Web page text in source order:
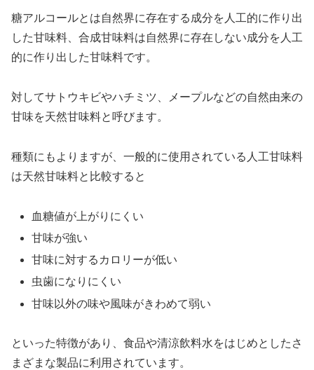
糖アルコールとは自然界に存在する成分を人工的に作り出
した甘味料、合成甘味料は自然界に存在しない成分を人工
的に作り出した甘味料です。
対してサトウキビやハチミツ、メープルなどの自然由来の
甘味を天然甘味料と呼びます。
種類にもよりますが、一般的に使用されている人工甘味料
は天然甘味料と比較すると
血糖値が上がりにくい
甘味が強い
甘味に対するカロリーが低い
虫歯になりにくい
甘味以外の味や風味がきわめて弱い
といった特徴があり、食品や清涼飲料水をはじめとしたさ
まざまな製品に利用されています。